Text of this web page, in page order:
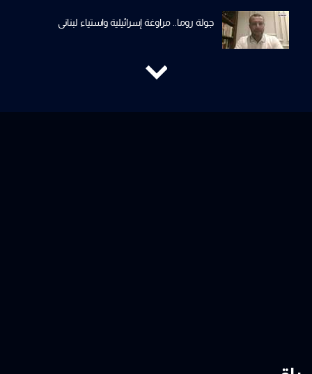
جولة روما.. مراوغة إسرائيلية واستياء لبناني